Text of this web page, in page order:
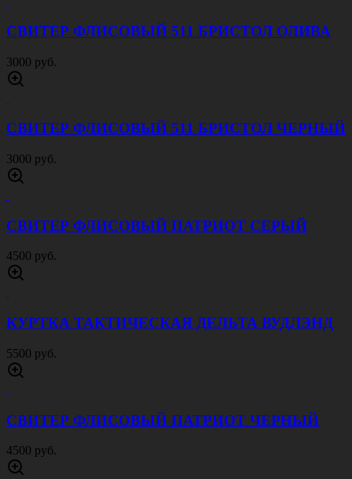
СВИТЕР ФЛИСОВЫЙ 511 БРИСТОЛ ОЛИВА
3000 руб.
СВИТЕР ФЛИСОВЫЙ 511 БРИСТОЛ ЧЕРНЫЙ
3000 руб.
СВИТЕР ФЛИСОВЫЙ ПАТРИОТ СЕРЫЙ
4500 руб.
КУРТКА ТАКТИЧЕСКАЯ ДЕЛЬТА ВУДЛЭНД
5500 руб.
СВИТЕР ФЛИСОВЫЙ ПАТРИОТ ЧЕРНЫЙ
4500 руб.